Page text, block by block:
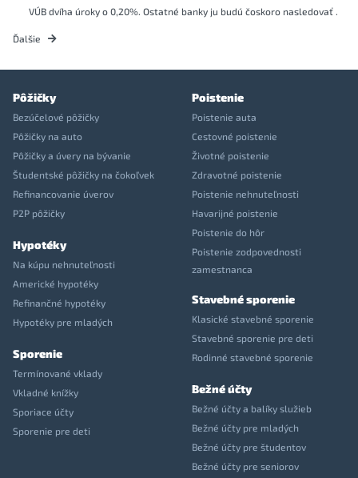
VÚB dvíha úroky o 0,20%. Ostatné banky ju budú čoskoro nasledovať .
Ďalšie
Pôžičky
Bezúčelové pôžičky
Pôžičky na auto
Pôžičky a úvery na bývanie
Študentské pôžičky na čokoľvek
Refinancovanie úverov
P2P pôžičky
Hypotéky
Na kúpu nehnuteľnosti
Americké hypotéky
Refinančné hypotéky
Hypotéky pre mladých
Sporenie
Termínované vklady
Vkladné knížky
Sporiace účty
Sporenie pre deti
Poistenie
Poistenie auta
Cestovné poistenie
Životné poistenie
Zdravotné poistenie
Poistenie nehnuteľnosti
Havarijné poistenie
Poistenie do hôr
Poistenie zodpovednosti
zamestnanca
Stavebné sporenie
Klasické stavebné sporenie
Stavebné sporenie pre deti
Rodinné stavebné sporenie
Bežné účty
Bežné účty a balíky služieb
Bežné účty pre mladých
Bežné účty pre študentov
Bežné účty pre seniorov